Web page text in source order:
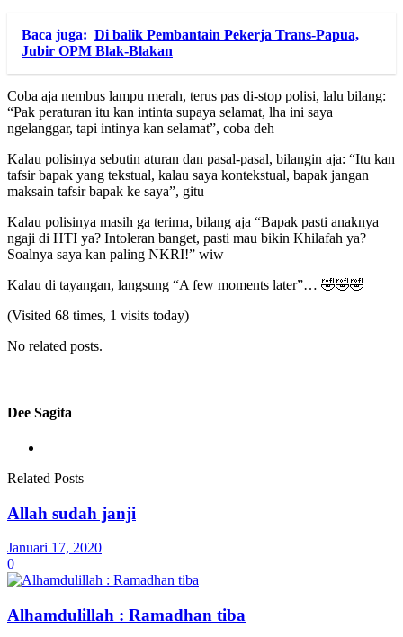
Baca juga: Di balik Pembantain Pekerja Trans-Papua,
Jubir OPM Blak-Blakan
Coba aja nembus lampu merah, terus pas di-stop polisi, lalu bilang:
“Pak peraturan itu kan intinta supaya selamat, lha ini saya
ngelanggar, tapi intinya kan selamat”, coba deh
Kalau polisinya sebutin aturan dan pasal-pasal, bilangin aja: “Itu kan
tafsir bapak yang tekstual, kalau saya kontekstual, bapak jangan
maksain tafsir bapak ke saya”, gitu
Kalau polisinya masih ga terima, bilang aja “Bapak pasti anaknya
ngaji di HTI ya? Intoleran banget, pasti mau bikin Khilafah ya?
Soalnya saya kan paling NKRI!” wiw
Kalau di tayangan, langsung “A few moments later”… 🤣🤣🤣
(Visited 68 times, 1 visits today)
No related posts.
Dee Sagita
Related Posts
Allah sudah janji
Januari 17, 2020
0
Alhamdulillah : Ramadhan tiba